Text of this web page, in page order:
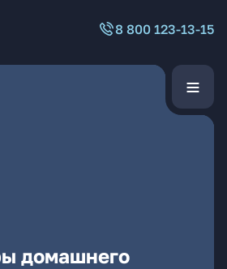
8 800 123-13-15
домашнего